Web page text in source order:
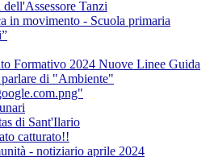
Tanzi
in movimento - Scuola primaria
Formativo 2024 Nuove Linee Guida
di "Ambiente"
di Sant'Ilario
catturato!!
- notiziario aprile 2024